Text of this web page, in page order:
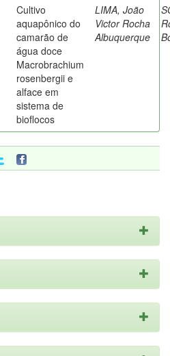
Cultivo
aquapônico do
camarão de
água doce
Macrobrachium
rosenbergii e
alface em
sistema de
bioflocos
LIMA, João
Victor Rocha
Albuquerque